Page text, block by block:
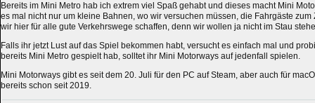
Bereits im Mini Metro hab ich extrem viel Spaß gehabt und dieses macht Mini
es mal nicht nur um kleine Bahnen, wo wir versuchen müssen, die Fahrgäste
wir hier für alle gute Verkehrswege schaffen, denn wir wollen ja nicht im Stau
Falls ihr jetzt Lust auf das Spiel bekommen habt, versucht es einfach mal und
bereits Mini Metro gespielt hab, solltet ihr Mini Motorways auf jedenfall spielen.
Mini Motorways gibt es seit dem 20. Juli für den PC auf Steam, aber auch für
bereits schon seit 2019.